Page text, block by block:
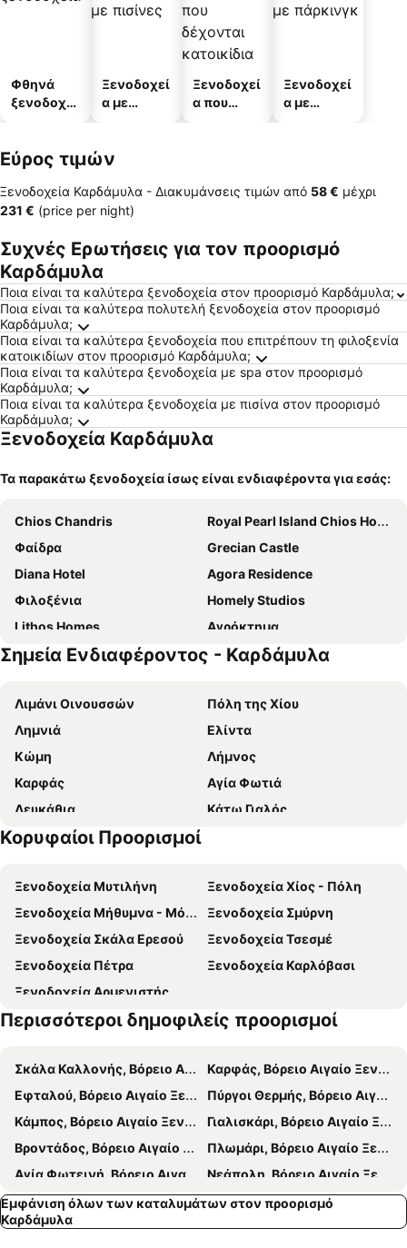
Φθηνά
ξενοδοχεί
Ξενοδοχεί
α με
Ξενοδοχεί
α που
Ξενοδοχεί
α με
Εύρος τιμών
Ξενοδοχεία Καρδάμυλα - Διακυμάνσεις τιμών από ‎58 € μέχρι
‎231 € (price per night)
Συχνές Ερωτήσεις για τον προορισμό
Καρδάμυλα
Ποια είναι τα καλύτερα ξενοδοχεία στον προορισμό Καρδάμυλα;
Ποια είναι τα καλύτερα πολυτελή ξενοδοχεία στον προορισμό
Καρδάμυλα;
Ποια είναι τα καλύτερα ξενοδοχεία που επιτρέπουν τη φιλοξενία
κατοικιδίων στον προορισμό Καρδάμυλα;
Ποια είναι τα καλύτερα ξενοδοχεία με spa στον προορισμό
Καρδάμυλα;
Ποια είναι τα καλύτερα ξενοδοχεία με πισίνα στον προορισμό
Καρδάμυλα;
Ξενοδοχεία Καρδάμυλα
Τα παρακάτω ξενοδοχεία ίσως είναι ενδιαφέροντα για εσάς:
Chios Chandris
Royal Pearl Island Chios Hotel & Spa
Φαίδρα
Grecian Castle
Diana Hotel
Agora Residence
Φιλοξένια
Homely Studios
Lithos Homes
Αγρόκτημα
Αγία Μαρκέλλα
Ξενώνας Ιωνία
Nisaki City Vibes
Ιάσων
Porta Di Marina
Σημεία Ενδιαφέροντος - Καρδάμυλα
Λιμάνι Οινουσσών
Πόλη της Χίου
Λημνιά
Ελίντα
Κώμη
Λήμνος
Καρφάς
Αγία Φωτιά
Λευκάθια
Κάτω Γιαλός
Ναγός
Cesme Castle
Ovacik
Παραδοσιακός Οικισμός Ολύμποι
Δασκαλόπετρα
Παραδοσιακός Οικισμός Λιθιού
Karaköy
Φώκια
Μπιλάλι και Μεγάλο Μπιλάλι
Απήγανος
Παραδοσιακός Οικισμός Αιγνούσας
Παραδοσιακός Οικισμός Διευχών
Παραδοσιακός Οικισμός Καλαμωτής
Alacatı Herb Festival
Paparazzi Beach
Pirlanta Beach
Παραδοσιακός Οικισμός Έξω Διδύμων
Alacati Beach
Κορυφαίοι Προορισμοί
Ξενοδοχεία Μυτιλήνη
Ξενοδοχεία Χίος - Πόλη
Ξενοδοχεία Μήθυμνα - Μόλυβος
Ξενοδοχεία Σμύρνη
Ξενοδοχεία Σκάλα Ερεσού
Ξενοδοχεία Τσεσμέ
Ξενοδοχεία Πέτρα
Ξενοδοχεία Καρλόβασι
Ξενοδοχεία Αρμενιστής
Περισσότεροι δημοφιλείς προορισμοί
Σκάλα Καλλονής, Βόρειο Αιγαίο Ξενοδοχεία
Καρφάς, Βόρειο Αιγαίο Ξενοδοχεία
Εφταλού, Βόρειο Αιγαίο Ξενοδοχεία
Πύργοι Θερμής, Βόρειο Αιγαίο Ξενοδοχεία
Κάμπος, Βόρειο Αιγαίο Ξενοδοχεία
Γιαλισκάρι, Βόρειο Αιγαίο Ξενοδοχεία
Bροντάδος, Βόρειο Αιγαίο Ξενοδοχεία
Πλωμάρι, Βόρειο Αιγαίο Ξενοδοχεία
Αγία Φωτεινή, Βόρειο Αιγαίο Ξενοδοχεία
Νεάπολη, Βόρειο Αιγαίο Ξενοδοχεία
Χαραμίδα, Βόρειο Αιγαίο Ξενοδοχεία
΄Αναξος, Βόρειο Αιγαίο Ξενοδοχεία
Γέρα, Βόρειο Αιγαίο Ξενοδοχεία
Σίγρι, Βόρειο Αιγαίο Ξενοδοχεία
Εμφάνιση όλων των καταλυμάτων στον προορισμό
Καρδάμυλα